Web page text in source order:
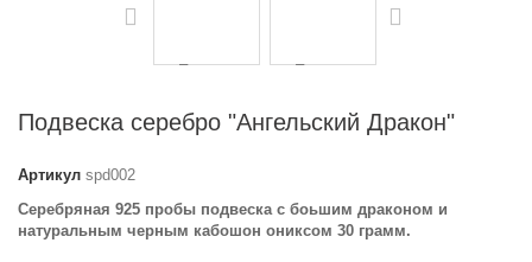
Подвеска серебро "Ангельский Дракон"
Артикул spd002
Серебряная 925 пробы подвеска с боьшим драконом и
натуральным черным кабошон ониксом 30 грамм.